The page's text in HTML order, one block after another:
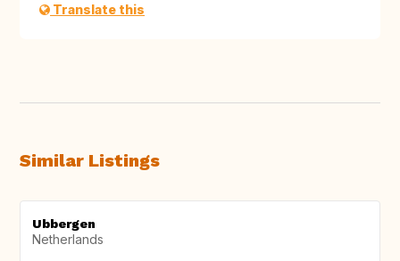
Translate this
Similar Listings
Ubbergen
Netherlands